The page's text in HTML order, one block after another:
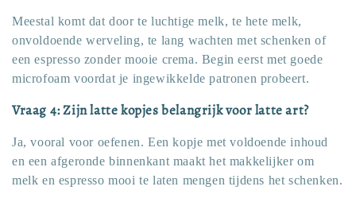
Meestal komt dat door te luchtige melk, te hete melk,
onvoldoende werveling, te lang wachten met schenken of
een espresso zonder mooie crema. Begin eerst met goede
microfoam voordat je ingewikkelde patronen probeert.
Vraag 4: Zijn latte kopjes belangrijk voor latte art?
Ja, vooral voor oefenen. Een kopje met voldoende inhoud
en een afgeronde binnenkant maakt het makkelijker om
melk en espresso mooi te laten mengen tijdens het schenken.